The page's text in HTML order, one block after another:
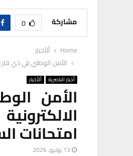
مشاركة 0
Home
ألأخبار
الأمن الوطني في ذي قار
أخبار الناصرية ألأخبار
الأمن
امتحانات
13 يونيو، 2026